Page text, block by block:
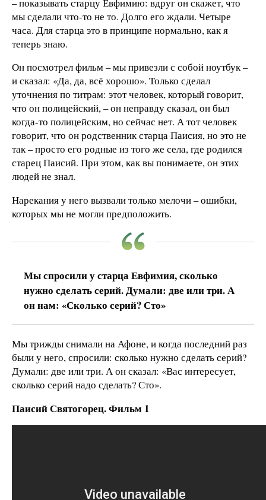
мы сделали что-то не то. Долго его ждали. Четыре
часа. Для старца это в принципе нормально, как я
теперь знаю.
Он посмотрел фильм – мы привезли с собой ноутбук –
и сказал: «Да, да, всё хорошо». Только сделал
уточнения по титрам: этот человек, который говорит,
что он полицейский, – он неправду сказал, он был
когда-то полицейским, но сейчас нет. А тот человек
говорит, что он родственник старца Паисия, но это не
так – просто его родные из того же села, где родился
старец Паисий. При этом, как вы понимаете, он этих
людей не знал.
Нарекания у него вызвали только мелочи – ошибки,
которых мы не могли предположить.
Мы спросили у старца Евфимия, сколько
нужно сделать серий. Думали: две или три. А
он нам: «Сколько серий? Сто»
Мы трижды снимали на Афоне, и когда последний раз
были у него, спросили: сколько нужно сделать серий?
Думали: две или три. А он сказал: «Вас интересует,
сколько серий надо сделать? Сто».
Паисий Святогорец. Фильм 1